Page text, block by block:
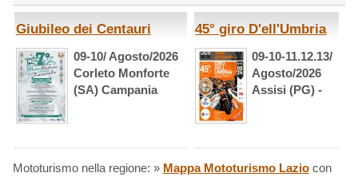
Giubileo dei Centauri
09-10/ Agosto/2026
Corleto Monforte
(SA) Campania
45° giro D'ell'Umbria
09-10-11.12.13/
Agosto/2026
Assisi (PG) -
Mototurismo nella regione: » Mappa Mototurismo Laziocon